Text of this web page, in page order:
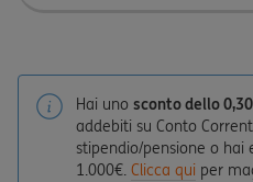
Hai uno sconto dello
addebiti su Conto
stipendio/pensione o
1.000€. Clicca qui per